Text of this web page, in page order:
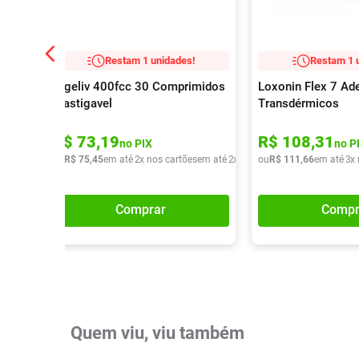
Restam 1 unidades!
Digeliv 400fcc 30 Comprimidos
Mastigavel
R$ 73,19no PIX
R$ 75,45em até2x nos cartõesem até2x de R$ 37,72
Comprar
Restam 1
Loxonin Flex 7
Transdérmicos
R$ 108,31no
ou R$ 111 ,66em até3x
Quem viu, viu também